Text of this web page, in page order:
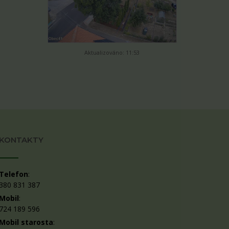
Aktualizováno: 11:53
:
831 387
:
189 596
starosta: